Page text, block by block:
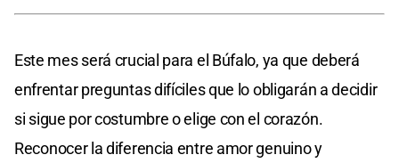
Este mes será crucial para el Búfalo, ya que deberá
enfrentar preguntas difíciles que lo obligarán a decidir
si sigue por costumbre o elige con el corazón.
Reconocer la diferencia entre amor genuino y